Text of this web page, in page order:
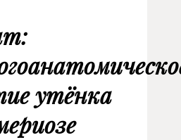
утёнка